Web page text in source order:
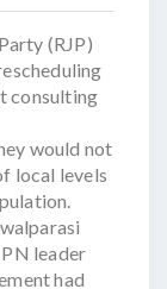
(RJP)
consulting
would not
local levels
leader
had